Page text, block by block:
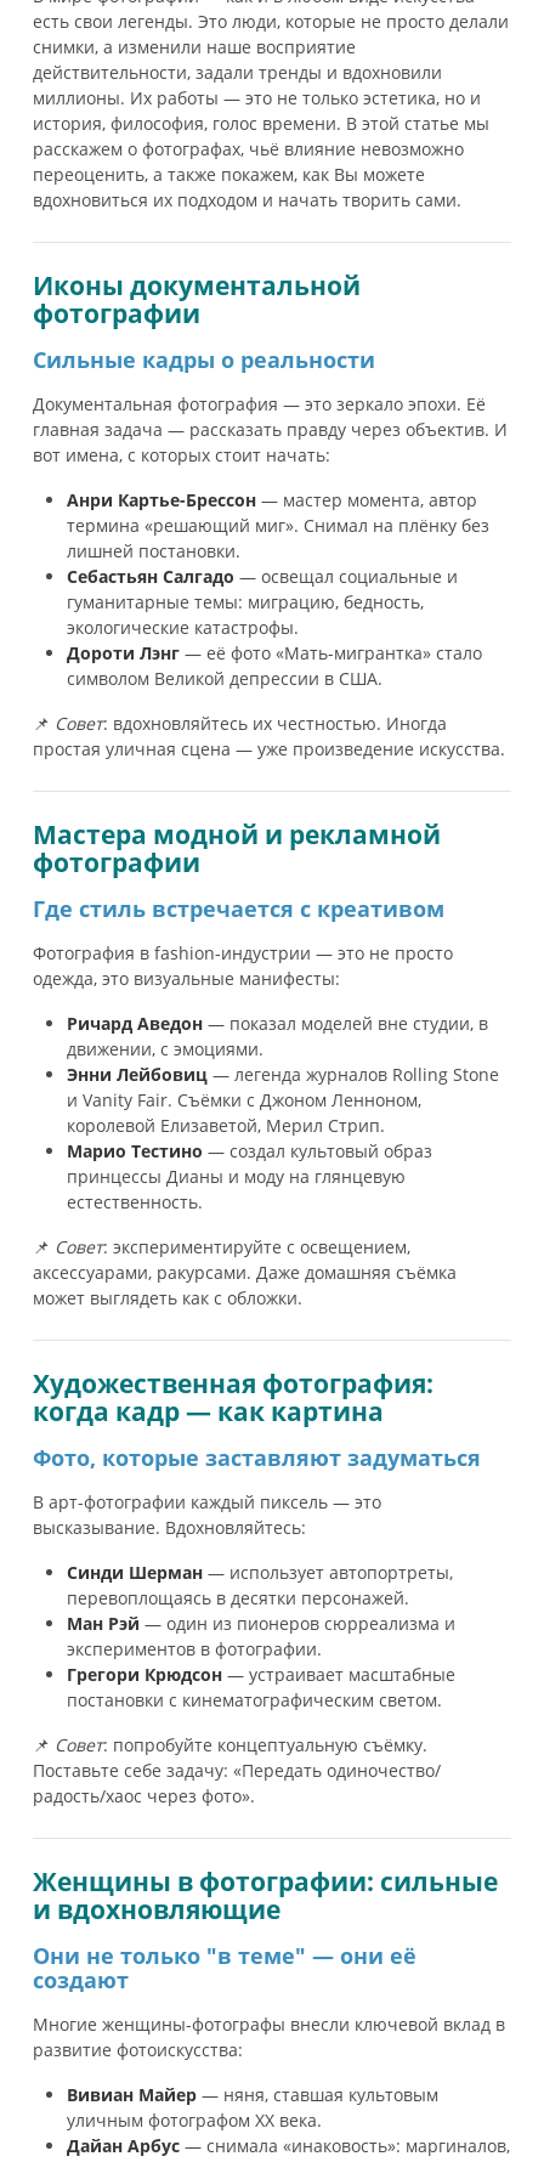
есть свои легенды. Это люди, которые не просто делали
снимки, а изменили наше восприятие
действительности, задали тренды и вдохновили
миллионы. Их работы — это не только эстетика, но и
история, философия, голос времени. В этой статье мы
расскажем о фотографах, чьё влияние невозможно
переоценить, а также покажем, как Вы можете
вдохновиться их подходом и начать творить сами.
Иконы документальной
фотографии
Сильные кадры о реальности
Документальная фотография — это зеркало эпохи. Её
главная задача — рассказать правду через объектив. И
вот имена, с которых стоит начать:
Анри Картье-Брессон — мастер момента, автор
термина «решающий миг». Снимал на плёнку без
лишней постановки.
Себастьян Салгадо — освещал социальные и
гуманитарные темы: миграцию, бедность,
экологические катастрофы.
Дороти Лэнг — её фото «Мать-мигрантка» стало
символом Великой депрессии в США.
📌 Совет: вдохновляйтесь их честностью. Иногда
простая уличная сцена — уже произведение искусства.
Мастера модной и рекламной
фотографии
Где стиль встречается с креативом
Фотография в fashion-индустрии — это не просто
одежда, это визуальные манифесты:
Ричард Аведон — показал моделей вне студии, в
движении, с эмоциями.
Энни Лейбовиц — легенда журналов Rolling Stone
и Vanity Fair. Съёмки с Джоном Ленноном,
королевой Елизаветой, Мерил Стрип.
Марио Тестино — создал культовый образ
принцессы Дианы и моду на глянцевую
естественность.
📌 Совет: экспериментируйте с освещением,
аксессуарами, ракурсами. Даже домашняя съёмка
может выглядеть как с обложки.
Художественная фотография:
когда кадр — как картина
Фото, которые заставляют задуматься
В арт-фотографии каждый пиксель — это
высказывание. Вдохновляйтесь:
Синди Шерман — использует автопортреты,
перевоплощаясь в десятки персонажей.
Ман Рэй — один из пионеров сюрреализма и
экспериментов в фотографии.
Грегори Крюдсон — устраивает масштабные
постановки с кинематографическим светом.
📌 Совет: попробуйте концептуальную съёмку.
Поставьте себе задачу: «Передать одиночество/
радость/хаос через фото».
Женщины в фотографии: сильные
и вдохновляющие
Они не только "в теме" — они её
создают
Многие женщины-фотографы внесли ключевой вклад в
развитие фотоискусства:
Вивиан Майер — няня, ставшая культовым
уличным фотографом XX века.
Дайан Арбус — снимала «инаковость»: маргиналов,